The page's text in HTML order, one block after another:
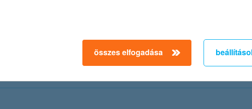
+36 1 328 9181
összes elfogadása